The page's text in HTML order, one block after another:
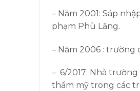
– Năm 2001: Sáp
phạm Phù Lăng.
– Năm 2006 : trường
– 6/2017: Nhà
thẩm mỹ trong các